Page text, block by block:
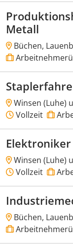
Metall
Büchen,
Winsen (Luhe)
Vollzeit
Winsen (Luhe)
Vollzeit
Büchen,